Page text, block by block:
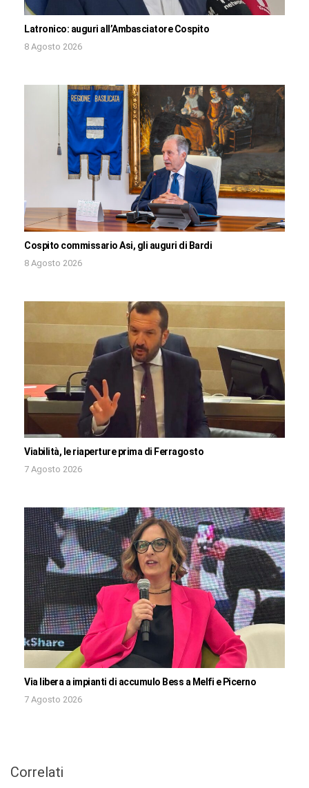
Latronico: auguri all’Ambasciatore Cospito
8 Agosto 2026
Cospito commissario Asi, gli auguri di Bardi
8 Agosto 2026
Viabilità, le riaperture prima di Ferragosto
7 Agosto 2026
Via libera a impianti di accumulo Bess a Melfi e Picerno
7 Agosto 2026
Correlati